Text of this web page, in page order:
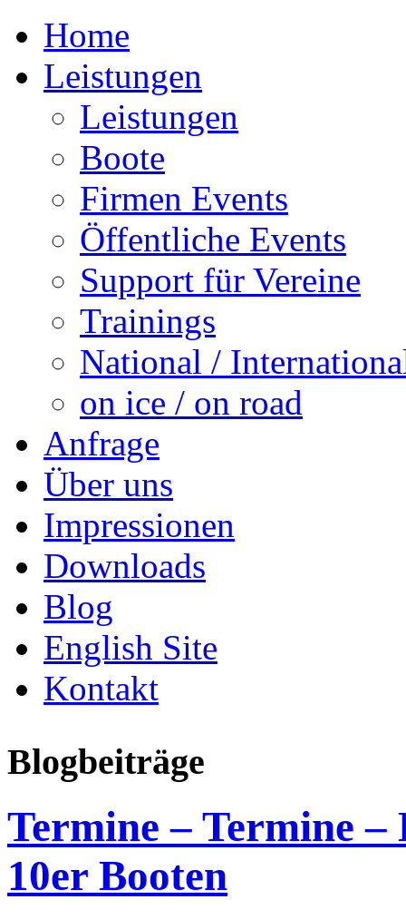
Home
Leistungen
Leistungen
Boote
Firmen Events
Öffentliche Events
Support für Vereine
Trainings
National /
on ice / on road
Anfrage
Über uns
Impressionen
Downloads
Blog
English Site
Kontakt
Blogbeiträge
Termine – Termine
10er Booten